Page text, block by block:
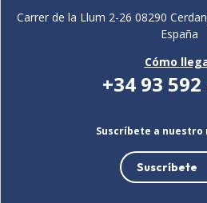
Carrer de la Llum 2-26 08290
España
Cómo
+34 93 592
Suscríbete a
Suscríbete